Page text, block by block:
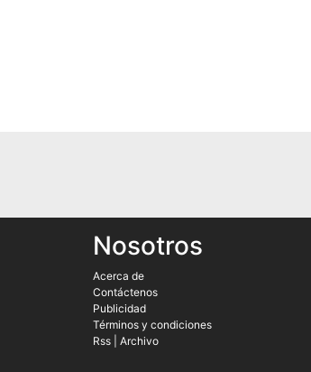
Nosotros
Acerca de
Contáctenos
Publicidad
Términos y condiciones
Rss |Archivo